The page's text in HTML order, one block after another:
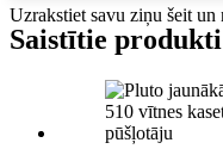
Uzrakstiet savu ziņu šeit un
Saistītie produkti